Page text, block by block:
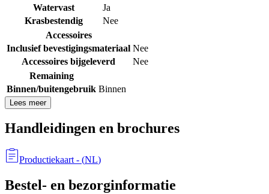
Watervast
Ja
Krasbestendig
Nee
Accessoires
Inclusief bevestigingsmateriaal Nee
Accessoires bijgeleverd
Nee
Remaining
Binnen/buitengebruik Binnen
Lees meer
Handleidingen en brochures
Productiekaart - (NL)
Bestel- en bezorginformatie